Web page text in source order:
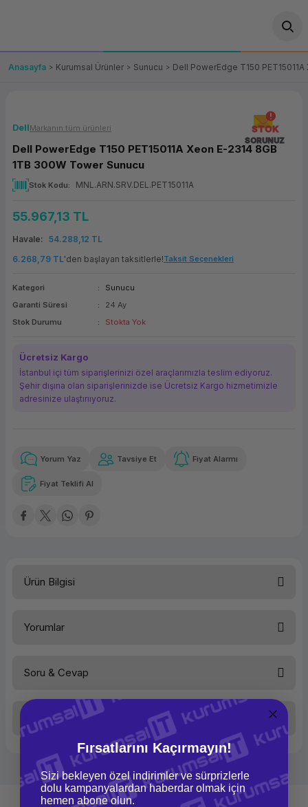
OT/VT Ürünleri
Fiş Yazıcı
Self Servis Ekranı
Panel PC
(Firewall)
Bileşenleri
Makinesi
Makinesi
Çözümleri
Bağlantı
Yedekleme
Ürünler
Paketi
Anasayfa Kurumsal Ürünler Sunucu Dell PowerEdge T150
STOK
SORUNUZ
DellMarkanın tüm ürünleri
Dell PowerEdge T150 PET15011A Xeon E-2314 8GB
1TB 300W Tower Sunucu
Stok Kodu MNL.ARN.SRV.DEL.PET15011A
55.967,13 TL
Havale
54.288,12 TL
6.268,79 TL'den başlayan taksitlerle!Taksit Seçenekleri
Kategori
Sunucu
Garanti Süresi
24 Ay
Stok Durumu
Stokta Yok
Ücretsiz Kargo
İstanbul içi tüm siparişlerinizi özel araçlarımızla teslim ediyoruz.
Şehir dışına olan siparişlerinizde ise Ücretsiz Kargo hizmetimizle
adresinize ulaştırııyoruz.
Güvenilir Alışveriş
Kolay iade imkanı
6.268,79 TL
Yorum Yaz Tavsiye Et Fiyat Alarmı
Fiyat Teklifi Al
Ürün Bilgisi
Yorumlar
Yorum Yaz
Soru & Cevap
Ürün hakkında henüz soru sorulmamış.
Soru Sor
Taksit Seçenekleri
Fırsatlarını Kaçırmayın!
Sizi bekleyen özel indirimler ve sürprizlerle
dolu kampanyalardan haberdar olmak için
hemen abone olun.